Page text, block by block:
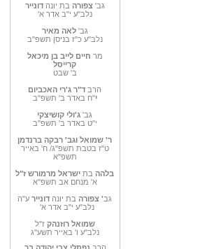
גב' צפורה בת יונהדונייר
נלב"ע י"ב אדר א'
גב' לאה מאיר
נלב"ע כ"ז בניסן תשפ"ב
מר חיים לייב בן מיכאל
קרייסל
ב' שבט
הרב ד"ר ג'רי האכביום
י"ח באדר ב' תשפ"ב
גב' ג'ולי קושיצקי
י"ט באדר ב' תשפ"ב
ר' שמואל וגב' רבקה ברנדמן
ט"ז בטבת תשפ"ג/ ח' באייר
תשפ"א
בלהה בת ישראל מרמורש ז"ל
א' מנחם אב תשפ"א
גב' צפורה בת יונה דונייר ע"ה
נלב"ע י"ב אדר א'
שמואל רוזנהק ז"ל
נלב"ע ו' באייר תשע"ג